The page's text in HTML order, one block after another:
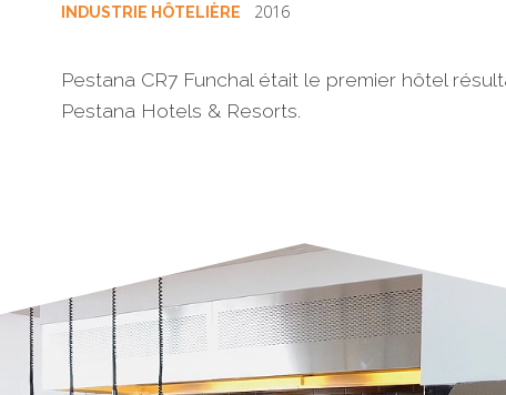
INDUSTRIE HÔTELIÈRE 2016
Pestana CR7 Funchal était le premier hôtel
Pestana Hotels & Resorts.